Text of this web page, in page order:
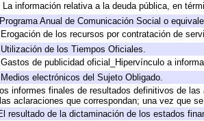
información relativa a la deuda pública, en
Anual de Comunicación Social o
de los recursos por contratación de
de los Tiempos Oficiales.
de publicidad oficial_Hipervínculo a
electrónicos del Sujeto Obligado.
informes finales de resultados definitivos de
aclaraciones que correspondan; una vez que
resultado de la dictaminación de los estados